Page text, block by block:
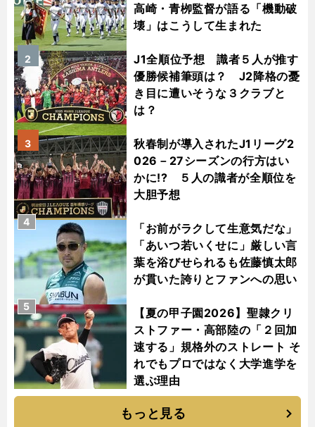
高崎・青栁監督が語る「機動破
壊」はこうして生まれた
J1全順位予想 識者５人が推す
優勝候補筆頭は？ J2降格の憂
き目に遭いそうな３クラブと
は？
2
秋春制が導入されたJ1リーグ2
026－27シーズンの行方はい
かに!? ５人の識者が全順位を
大胆予想
3
「お前がラクして生意気だな」
「あいつ若いくせに」厳しい言
葉を浴びせられるも佐藤慎太郎
が貫いた誇りとファンへの思い
4
【夏の甲子園2026】聖隷クリ
ストファー・高部陸の「２回加
速する」規格外のストレート そ
れでもプロではなく大学進学を
選ぶ理由
5
もっと見る